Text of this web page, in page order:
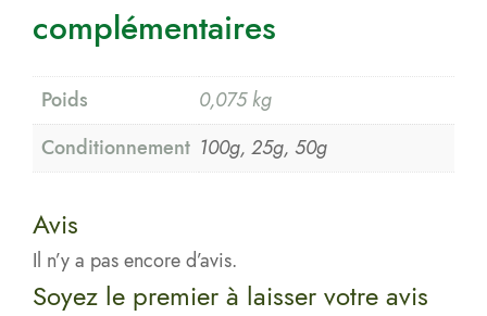
complémentaires
Poids
0,075 kg
Conditionnement 100g, 25g, 50g
Avis
Il n’y a pas encore d’avis.
Soyez le premier à laisser votre avis